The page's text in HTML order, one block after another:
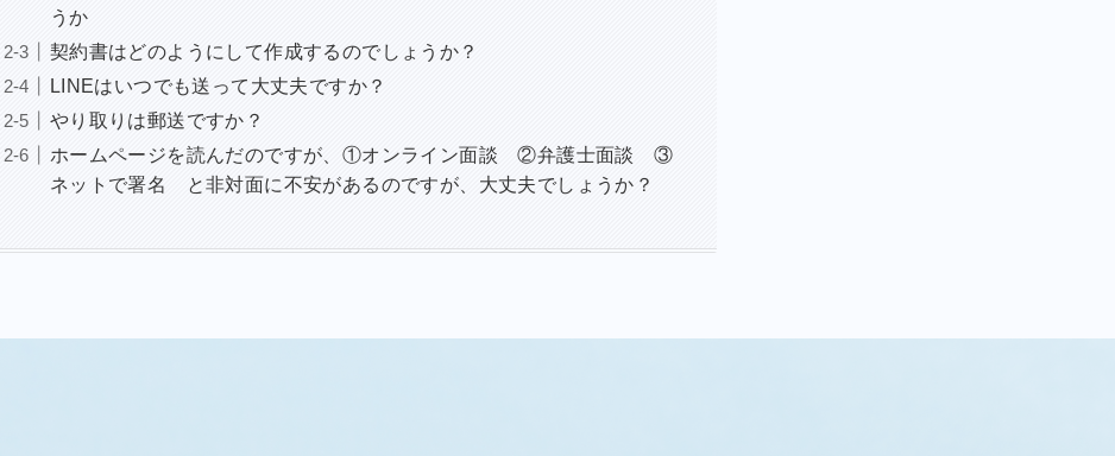
うか
契約書はどのようにして作成するのでしょうか？
LINEはいつでも送って大丈夫ですか？
やり取りは郵送ですか？
ホームページを読んだのですが、①オンライン面談 ②弁護士面談 ③
ネットで署名 と非対面に不安があるのですが、大丈夫でしょうか？